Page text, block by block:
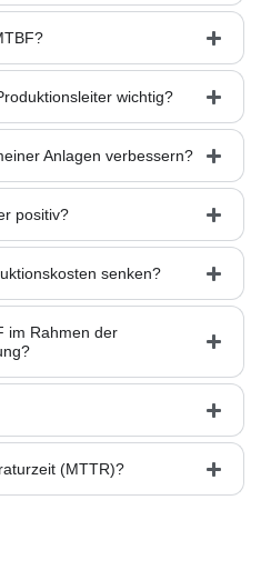
wichtig?
Anlagen verbessern?
positiv?
senken?
im Rahmen der
(MTTR)?